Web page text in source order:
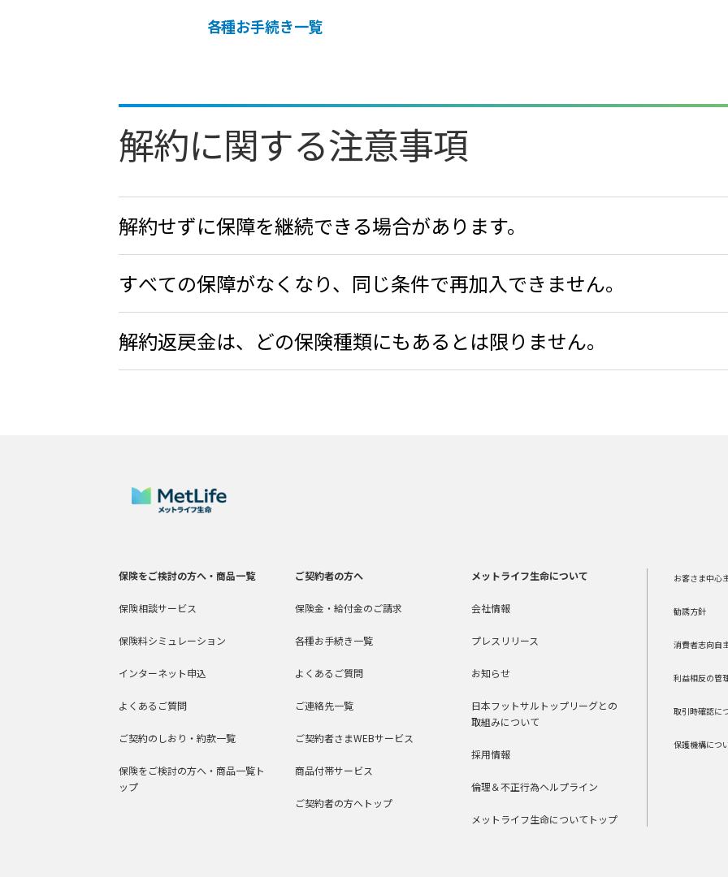
各種お手続き一覧
解約に関する注意事項
解約せずに保障を継続できる場合があります。
すべての保障がなくなり、同じ条件で再加入できません。
解約返戻金は、どの保険種類にもあるとは限りません。
保険をご検討の方へ・商品一覧
保険相談サービス
保険料シミュレーション
インターネット申込
よくあるご質問
ご契約のしおり・約款一覧
保険をご検討の方へ・商品一覧ト
ップ
ご契約者の方へ
保険金・給付金のご請求
各種お手続き一覧
よくあるご質問
ご連絡先一覧
ご契約者さまWEBサービス
商品付帯サービス
ご契約者の方へトップ
メットライフ生命について
会社情報
プレスリリース
お知らせ
日本フットサルトップリーグとの
取組みについて
採用情報
倫理＆不正行為ヘルプライン
メットライフ生命についてトップ
お客さま中心
勧誘方針
消費者志向自
利益相反の管
取引時確認に
保護機構につ